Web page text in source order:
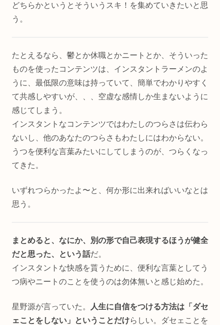
どちらかというとそういうスキ！を集めていきたいと思
う。
たとえるなら、鬱とか休職とかニートとか、そういった
ものを使ったコンテンツは、インスタントラーメンのよ
うに、最低限の意味は持っていて、簡単でわかりやすく
て共感しやすいが、、、空虚な感情しか生まないように
感じてしまう。
インスタントなコンテンツではわたしのつらさは伝わら
ないし、他のあなたのつらさもわたしにはわからない。
うつを便利な言葉みたいにしてしまうのが、つらくなっ
てきた。
いずれつらかったよ〜と、何か形に出来ればいいなとは
思う。
まとめると、なにか、別の形で自己表現するほうが健全
だと思った、という話だ。
インスタントな快感を貰うために、便利な言葉としてう
つ病やニートのことを使うのは勿体無いと感じ始めた。
星野源が言っていた。
人生に自信をつける方法は「ダセ
ェことをしない」ということだけらしい。ダセェことを